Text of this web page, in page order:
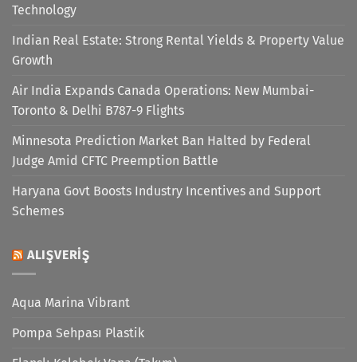
Technology
Indian Real Estate: Strong Rental Yields & Property Value
Growth
Air India Expands Canada Operations: New Mumbai-
Toronto & Delhi B787-9 Flights
Minnesota Prediction Market Ban Halted by Federal
Judge Amid CFTC Preemption Battle
Haryana Govt Boosts Industry Incentives and Support
Schemes
ALIŞVERIŞ
Aqua Marina Vibrant
Pompa Sehpası Plastik